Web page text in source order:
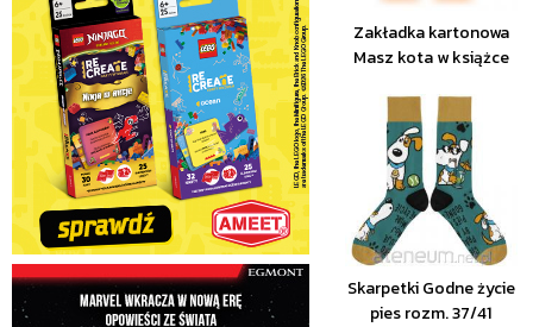
Zakładka kartonowa
Masz kota w książce
Skarpetki Godne życie
pies rozm. 37/41